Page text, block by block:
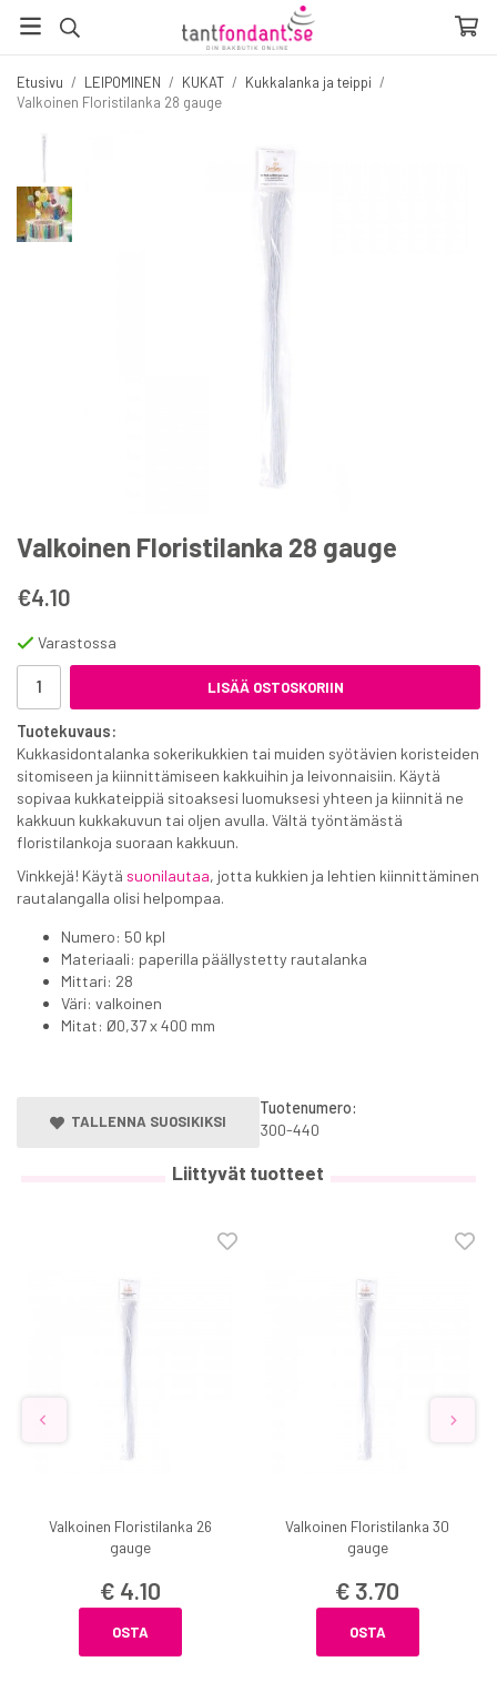
Etusivu / LEIPOMINEN / KUKAT / Kukkalanka ja teippi /
Valkoinen Floristilanka 28 gauge
Valkoinen Floristilanka 28 gauge
€4.10
Varastossa
LISÄÄ OSTOSKORIIN
Tuotekuvaus:
Kukkasidontalanka sokerikukkien tai muiden syötävien koristeiden
sitomiseen ja kiinnittämiseen kakkuihin ja leivonnaisiin. Käytä
sopivaa kukkateippiä sitoaksesi luomuksesi yhteen ja kiinnitä ne
kakkuun kukkakuvun tai oljen avulla. Vältä työntämästä
floristilankoja suoraan kakkuun.
Vinkkejä! Käytä suonilautaa, jotta kukkien ja lehtien kiinnittäminen
rautalangalla olisi helpompaa.
Numero: 50 kpl
Materiaali: paperilla päällystetty rautalanka
Mittari: 28
Väri: valkoinen
Mitat: Ø0,37 x 400 mm
TALLENNA SUOSIKIKSI
Tuotenumero:
300-440
Liittyvät tuotteet
Valkoinen Floristilanka 26
gauge
€ 4.10
OSTA
Valkoinen Floristilanka 30
gauge
€ 3.70
OSTA